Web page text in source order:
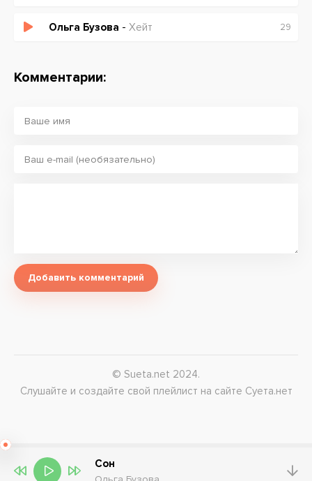
Ольга Бузова - Хейт 29
Комментарии:
Добавить комментарий
© Sueta.net 2024.
Слушайте и создайте свой плейлист на сайте Суета.нет
Сон